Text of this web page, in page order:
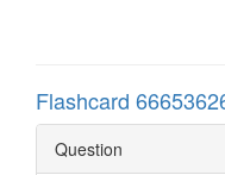
Flashcard
Question